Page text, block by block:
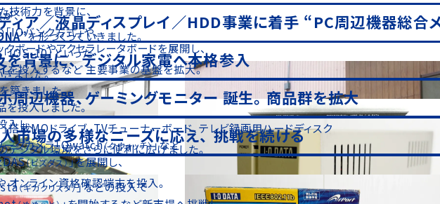
、
を形づくっていきました。
技術力を背景に、
IOバンク方式」や、
IOS-10」といった
ました。
ィア／液晶ディスプレイ／HDD事業に着手 “PC周辺機器総合
クボードやアクセラレータボードを展開し、
を投入するなど主要事業の基盤を拡大。
築きました。
背景に、デジタル家電へ本格参入
投入しました。
搭載MOドライブ、TVチューナーボード、テレビ録画用ハードディスク
ジタル環境をさらに便利に広げました。
周辺機器、ゲーミングモニター誕生。商品群を拡大
入し、
ークカメラ「Qwatch（クウォッチ）」など
（ギガクリスタ）」などの投入で
市場の多様なニーズに応え、挑戦を続ける
（ビズダス）」を展開し、
オンライン資格確認端末を投入。